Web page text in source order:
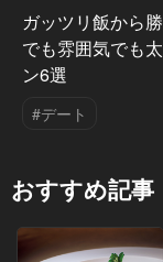
ガッツリ飯から
でも雰囲気でも
ン6選
#デート
おすすめ記事